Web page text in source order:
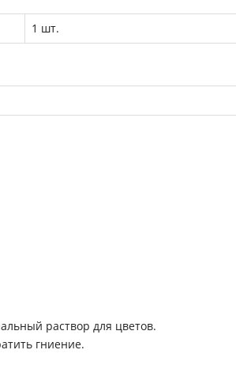
1 шт.
раствор для цветов.
гниение.